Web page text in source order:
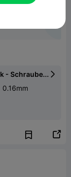
- Schraube... 
0.16mm
